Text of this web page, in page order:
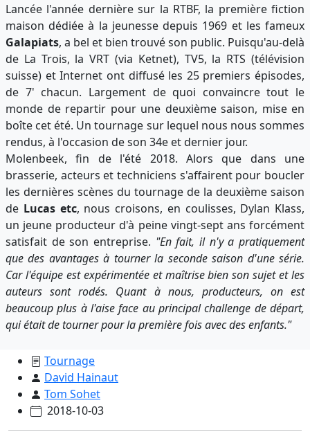
Lancée l'année dernièresur la RTBF, la première fiction
maison dédiée à la jeunesse depuis 1969 et les fameux
Galapiats, a bel et bien trouvé son public. Puisqu'au-delà
de La Trois, la VRT (via Ketnet), TV5, la RTS (télévision
suisse) et Internet ont diffusé les 25 premiers épisodes,
de 7' chacun. Largement de quoi convaincre tout le
monde de repartir pour une deuxième saison, mise en
boîte cet été. Un tournage sur lequel nous nous sommes
rendus, à l'occasion de son 34e et dernier jour.
Molenbeek, fin de l'été 2018. Alors que dans une
brasserie, acteurs et techniciens s'affairent pour boucler
les dernières scènes du tournage de la deuxième saison
de Lucas etc, nous croisons, en coulisses, Dylan Klass,
un jeune producteur d'à peine vingt-sept ans forcément
satisfait de son entreprise. "En fait, il n'y a pratiquement
que des avantages à tourner la seconde saison d'une série.
Car l'équipe est expérimentée et maîtrise bien son sujet et les
auteurs sont rodés. Quant à nous, producteurs, on est
beaucoup plus à l'aise face au principal challenge de départ,
qui était de tourner pour la première fois avec des enfants."
Tournage
David Hainaut
Tom Sohet
2018-10-03